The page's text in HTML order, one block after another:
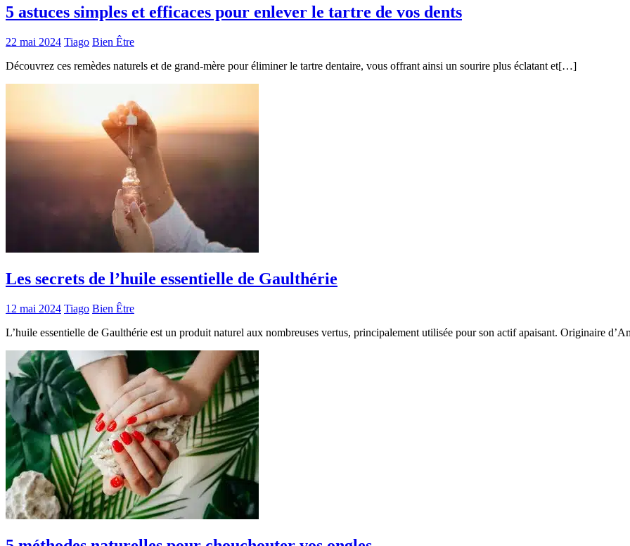
5 astuces simples et efficaces pour enlever le tartre de vos dents
22 mai 2024 Tiago Bien Être
Découvrez ces remèdes naturels et de grand-mère pour éliminer le tartre dentaire, vous offrant ainsi un sourire plus éclatant et[…]
Les secrets de l’huile essentielle de Gaulthérie
12 mai 2024 Tiago Bien Être
L’huile essentielle de Gaulthérie est un produit naturel aux nombreuses vertus, principalement utilisée pour son actif apaisant. Originaire